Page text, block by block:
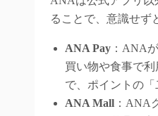
ることで、意識せず
ANA Pay：ANA
買い物や食事で
で、ポイントの
ANA Mall：ANA